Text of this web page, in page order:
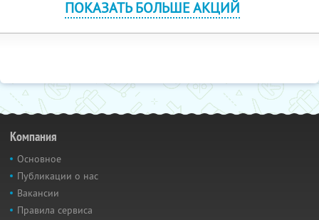
ПОКАЗАТЬ БОЛЬШЕ АКЦИЙ
Компания
Основное
Публикации о нас
Вакансии
Правила сервиса